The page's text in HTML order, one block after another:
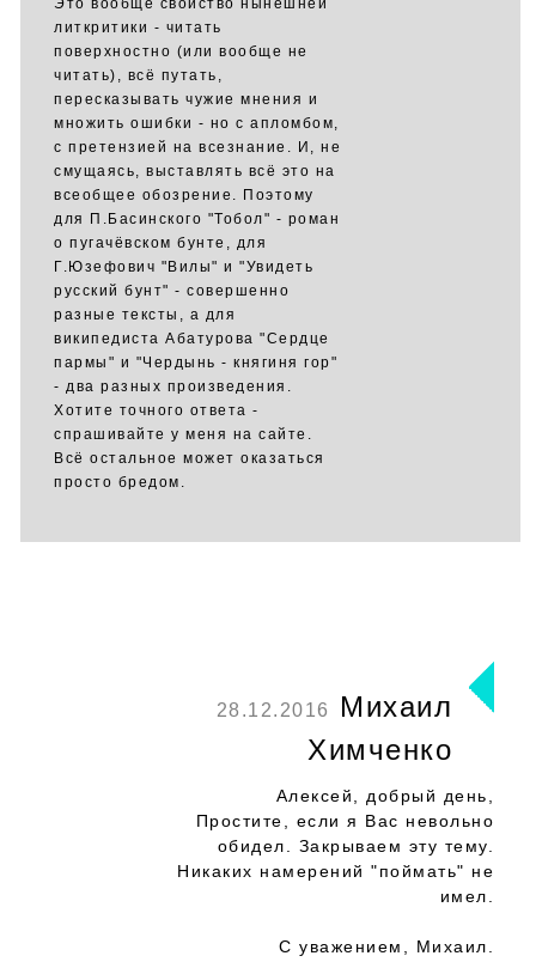
Это вообще свойство нынешней
литкритики - читать
поверхностно (или вообще не
читать), всё путать,
пересказывать чужие мнения и
множить ошибки - но с апломбом,
с претензией на всезнание. И, не
смущаясь, выставлять всё это на
всеобщее обозрение. Поэтому
для П.Басинского "Тобол" - роман
о пугачёвском бунте, для
Г.Юзефович "Вилы" и "Увидеть
русский бунт" - совершенно
разные тексты, а для
википедиста Абатурова "Сердце
пармы" и "Чердынь - княгиня гор"
- два разных произведения.
Хотите точного ответа -
спрашивайте у меня на сайте.
Всё остальное может оказаться
просто бредом.
28.12.2016
Михаил
Химченко
Алексей, добрый день,
Простите, если я Вас невольно
обидел. Закрываем эту тему.
Никаких намерений "поймать" не
имел.
С уважением, Михаил.